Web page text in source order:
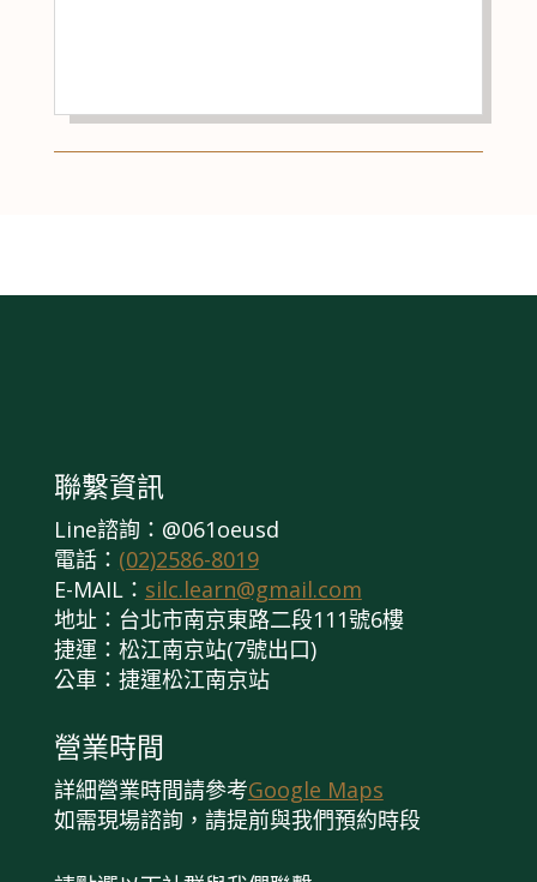
聯繫資訊
Line諮詢：@061oeusd
電話： (02)2586-8019
E-MAIL： silc.learn@gmail.com
地址：台北市南京東路二段111號6樓
捷運：松江南京站(7號出口)
公車：捷運松江南京站
營業時間
詳細營業時間請參考Google Maps
如需現場諮詢，請提前與我們預約時段